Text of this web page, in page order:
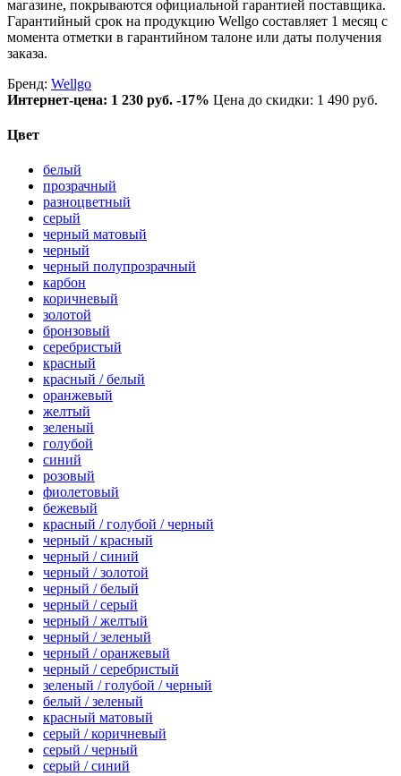
магазине, покрываются официальной гарантией поставщика.
Гарантийный срок на продукцию Wellgo составляет 1 месяц с
момента отметки в гарантийном талоне или даты получения
заказа.
Бренд: Wellgo
Интернет-цена: 1 230 руб. -17% Цена до скидки: 1 490 руб.
Цвет
белый
прозрачный
разноцветный
серый
черный матовый
черный
черный полупрозрачный
карбон
коричневый
золотой
бронзовый
серебристый
красный
красный / белый
оранжевый
желтый
зеленый
голубой
синий
розовый
фиолетовый
бежевый
красный / голубой / черный
черный / красный
черный / синий
черный / золотой
черный / белый
черный / серый
черный / желтый
черный / зеленый
черный / оранжевый
черный / серебристый
зеленый / голубой / черный
белый / зеленый
красный матовый
серый / коричневый
серый / черный
серый / синий